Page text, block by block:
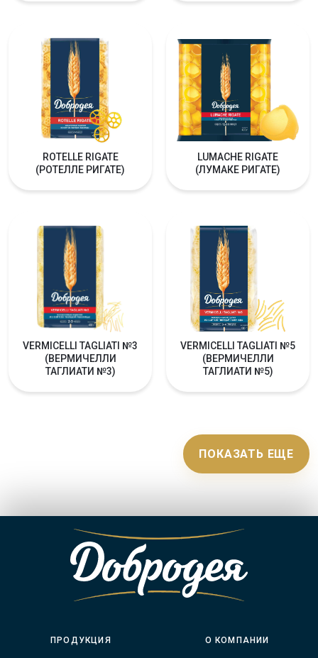
ROTELLE RIGATE
(РОТЕЛЛЕ РИГАТЕ)
LUMACHE RIGATE
(ЛУМАКЕ РИГАТЕ)
VERMICELLI TAGLIATI №3
(ВЕРМИЧЕЛЛИ
ТАГЛИАТИ №3)
VERMICELLI TAGLIATI №5
(ВЕРМИЧЕЛЛИ
ТАГЛИАТИ №5)
ПОКАЗАТЬ ЕЩЕ
ПРОДУКЦИЯ О КОМПАНИИ